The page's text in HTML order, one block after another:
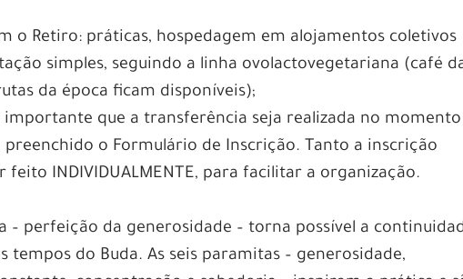
o Retiro: práticas, hospedagem em alojamentos coletivos
simples, seguindo a linha ovolactovegetariana (café
da época ficam disponíveis);
importante que a transferência seja realizada no
preenchido o Formulário de Inscrição. Tanto a inscrição
INDIVIDUALMENTE, para facilitar a organização.
– perfeição da generosidade – torna possível a
tempos do Buda. As seis paramitas – generosidade,